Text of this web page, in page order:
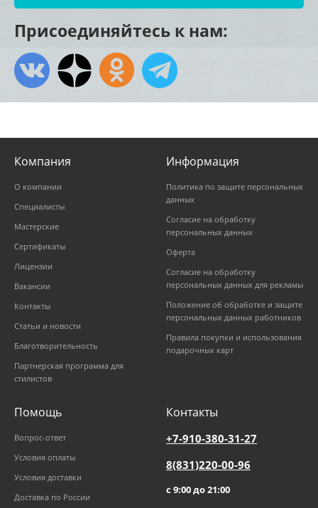
Присоединяйтесь к нам:
Компания
О компании
Специалисты
Мастерские
Сертификаты
Лицензии
Вакансии
Контакты
Статьи и новости
Благотворительность
Партнерская программа для
стилистов
Информация
Политика по защите персональных
данных
Согласие на обработку
персональных данных
Оферта
Согласие на обработку
персональных данных для рекламы
Положение об обработке и защите
персональных данных работников
Правила покупки и использования
подарочных карт
Помощь
Вопрос-ответ
Условия оплаты
Условия доставки
Доставка по России
Контакты
+7-910-380-31-27
8(831)220-00-96
с 9:00 до 21:00